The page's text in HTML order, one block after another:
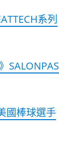
系列
SALONPAS
國棒球選手